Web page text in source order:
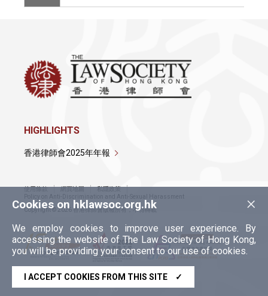
×
Cookies on hklawsoc.org.hk
We employ cookies to improve user experience. By
accessing the website of The Law Society of Hong Kong,
you will be providing your consent to our use of cookies.
I ACCEPT COOKIES FROM THIS SITE ✓
HIGHLIGHTS
香港律師會2025年年報
使用條款 網頁地圖
私隱政策
Policy on Anti-Discrimination and Anti-Sexual Harassment
Copyright © 2026 香港律師會版權所有，不得轉載